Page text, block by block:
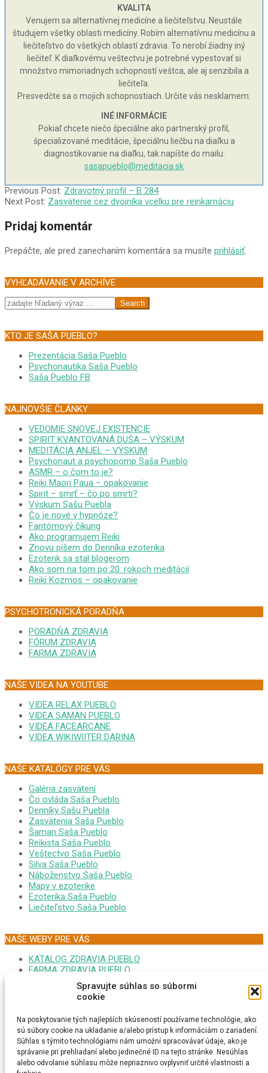
Spravujte súhlas so súbormi
cookie
Na poskytovanie tých najlepších skúseností používame technológie, ako
sú súbory cookie na ukladanie a/alebo prístup k informáciám o zariadení.
Súhlas s týmito technológiami nám umožní spracovávať údaje, ako je
správanie pri prehliadaní alebo jedinečné ID na tejto stránke. Nesúhlas
alebo odvolanie súhlasu môže nepriaznivo ovplyvniť určité vlastnosti a
KVALITA
Venujem sa alternatívnej medicíne a liečiteľstvu. Neustále
študujem všetky oblasti medicíny. Robím alternatívnu medicínu a
liečiteľstvo do všetkých oblastí zdravia. To nerobí žiadny iný
liečiteľ. K diaľkovému veštectvu je potrebné vypestovať si
množstvo mimoriadnych schopností veštca, ale aj senzibila a
liečiteľa.
Presvedčte sa o mojich schopnostiach. Určite vás nesklamem.
INÉ INFORMÁCIE
Pokiaľ chcete niečo špeciálne ako partnerský profil,
špecializované meditácie, špeciálnu liečbu na diaľku a
diagnostikovanie na diaľku, tak napíšte do mailu:
sasapueblo@meditacia.sk
2008-
11-
Previous Post: Zdravotný profil – B 284
Next Post: Zasvätenie cez dvojníka vcelku pre reinkarnáciu
Pridaj komentár
Prepáčte, ale pred zanechaním komentára sa musíte prihlásiť.
VYHĽADÁVANIE V ARCHÍVE
Search
KTO JE SAŠA PUEBLO?
Prezentácia Saša Pueblo
Psychonautika Saša Pueblo
Saša Pueblo FB
NAJNOVŠIE ČLÁNKY
VEDOMIE SNOVEJ EXISTENCIE
SPIRIT KVANTOVANÁ DUŠA – VÝSKUM
MEDITÁCIA ANJEL – VÝSKUM
Psychonaut a psychopomp Saša Pueblo
ASMR – o čom to je?
Reiki Maori Paua – opakovanie
Spirit – smrť – čo po smrti?
Výskum Sašu Puebla
Čo je nové v hypnóze?
Fantómový čikung
Ako programujem Reiki
Znovu píšem do Denníka ezoterika
Ezoterik sa stal blogerom
Ako som na tom po 20. rokoch meditácií
Reiki Kozmos – opakovanie
PSYCHOTRONICKÁ PORADŇA
PORADŇA ZDRAVIA
FÓRUM ZDRAVIA
FARMA ZDRAVIA
NAŠE VIDEA NA YOUTUBE
VIDEA RELAX PUEBLO
VIDEA SAMAN PUEBLO
VIDEA FACEARCANE
VIDEA WIKIWIITER DARINA
NAŠE KATALÓGY PRE VÁS
Galéria zasvätení
Čo ovláda Saša Pueblo
Denníky Sašu Puebla
Zasvätenia Saša Pueblo
Šaman Saša Pueblo
Reikista Saša Pueblo
Veštectvo Saša Pueblo
Silva Saša Pueblo
Náboženstvo Saša Pueblo
Mapy v ezoterike
Ezoterika Saša Pueblo
Liečiteľstvo Saša Pueblo
NAŠE WEBY PRE VÁS
KATALOG ZDRAVIA PUEBLO
FARMA ZDRAVIA PUEBLO
FORUM EZOTERIKA DARINA
MONITOR GOOPLEX SASA
FORUM ZDRAVIA DARINA
MEDITÁCIA SAŠA PUEBLO
EZOTERICI NA MAPE
MEDITAČNÁ TURISTIKA
ESOTERIKA MAGNUM CZ
ONLINE RADIO REIKI